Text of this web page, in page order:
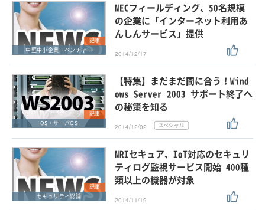
記事
中堅中小企業・ベンチャー
NECフィールディング、50名規模
の企業に「インターネット利用あ
んしんサービス」提供
2014/12/17
記事
OS・サーバOS
【特集】まだまだ間に合う！Wind
ows Server 2003 サポート終了へ
の秘策を知る
2014/12/02
記事
セキュリティ総論
NRIセキュア、IoT対応のセキュリ
ティログ監視サービス開始 400種
類以上の機器が対象
2014/11/19